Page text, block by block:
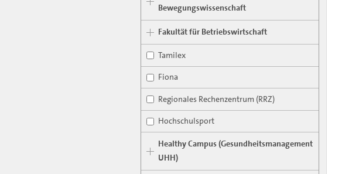
Bewegungswissenschaft
Fakultät für Betriebswirtschaft
Tamilex
Fiona
Regionales Rechenzentrum (RRZ)
Hochschulsport
Healthy Campus (Gesundheitsmanagement
UHH)